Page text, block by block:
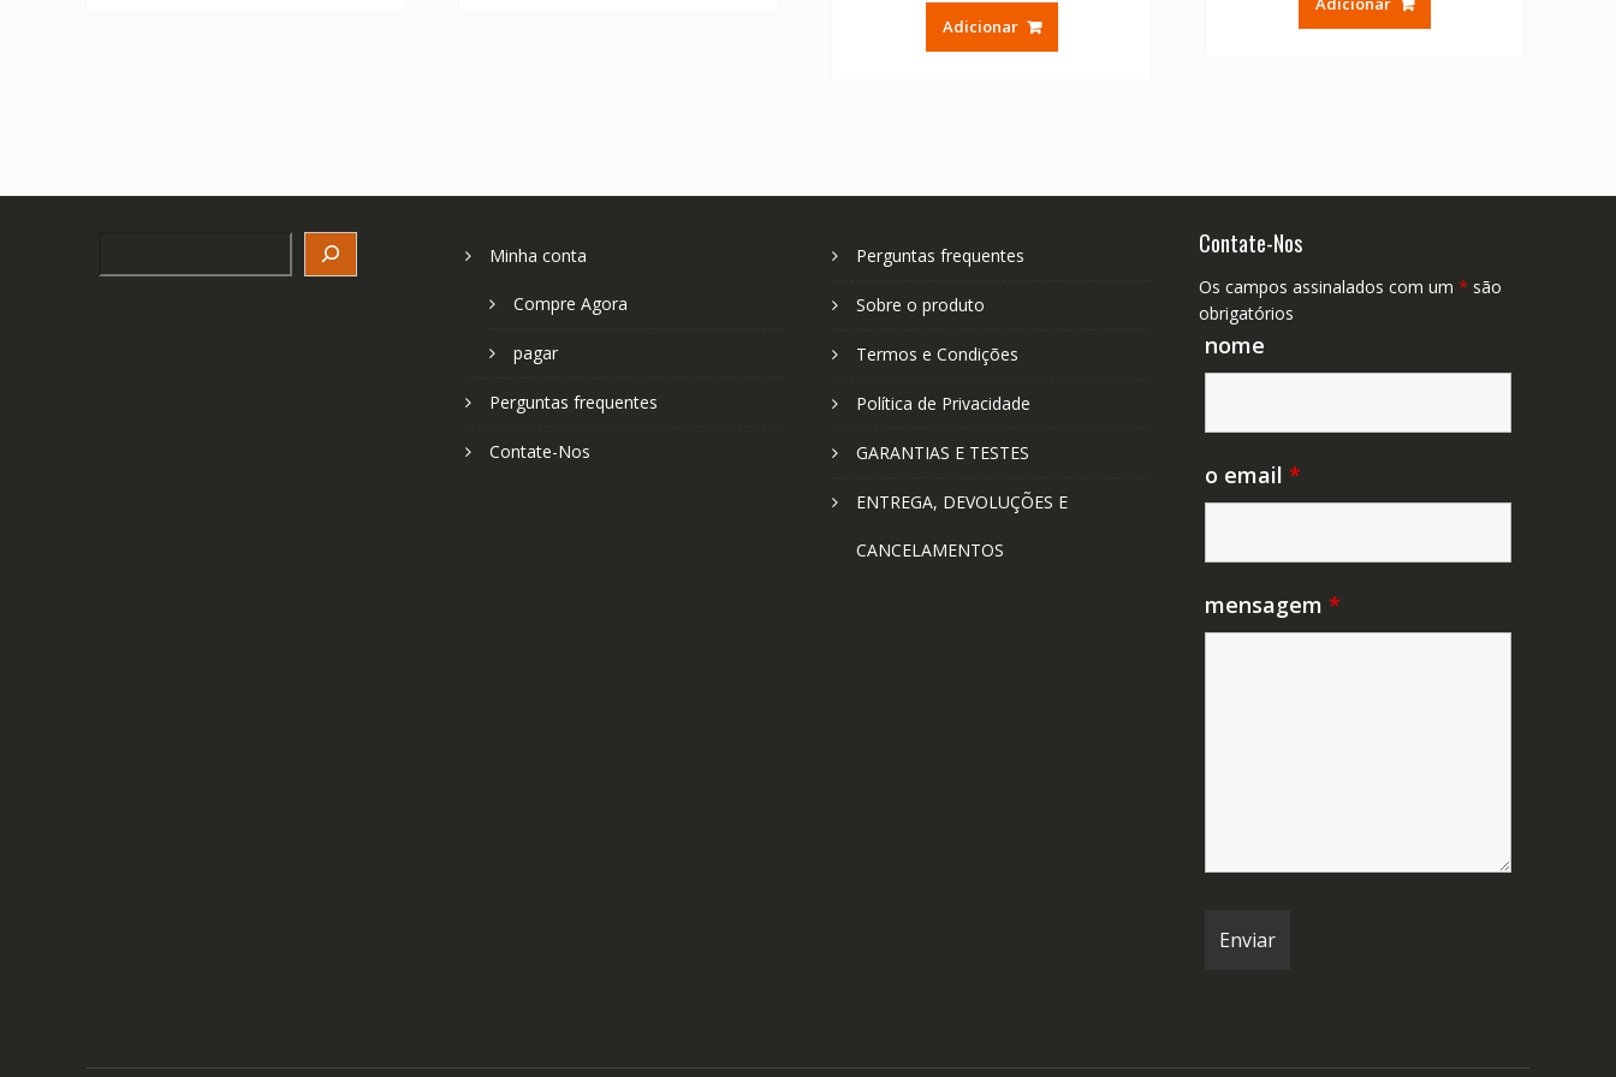
original
era:
Adicionar
era:
Minha conta
Compre Agora
pagar
Perguntas frequentes
Contate-Nos
Perguntas frequentes
Sobre o produto
Termos e Condições
Política de Privacidade
GARANTIAS E TESTES
ENTREGA, DEVOLUÇÕES E
CANCELAMENTOS
Contate-Nos
Os campos assinalados com um * são
obrigatórios
nome
o email *
mensagem *